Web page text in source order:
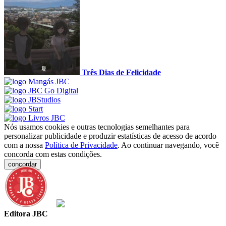
Três Dias de Felicidade
Nós usamos cookies e outras tecnologias semelhantes para
personalizar publicidade e produzir estatísticas de acesso de acordo
com a nossa Política de Privacidade. Ao continuar navegando, você
concorda com estas condições.
concordar
Editora JBC